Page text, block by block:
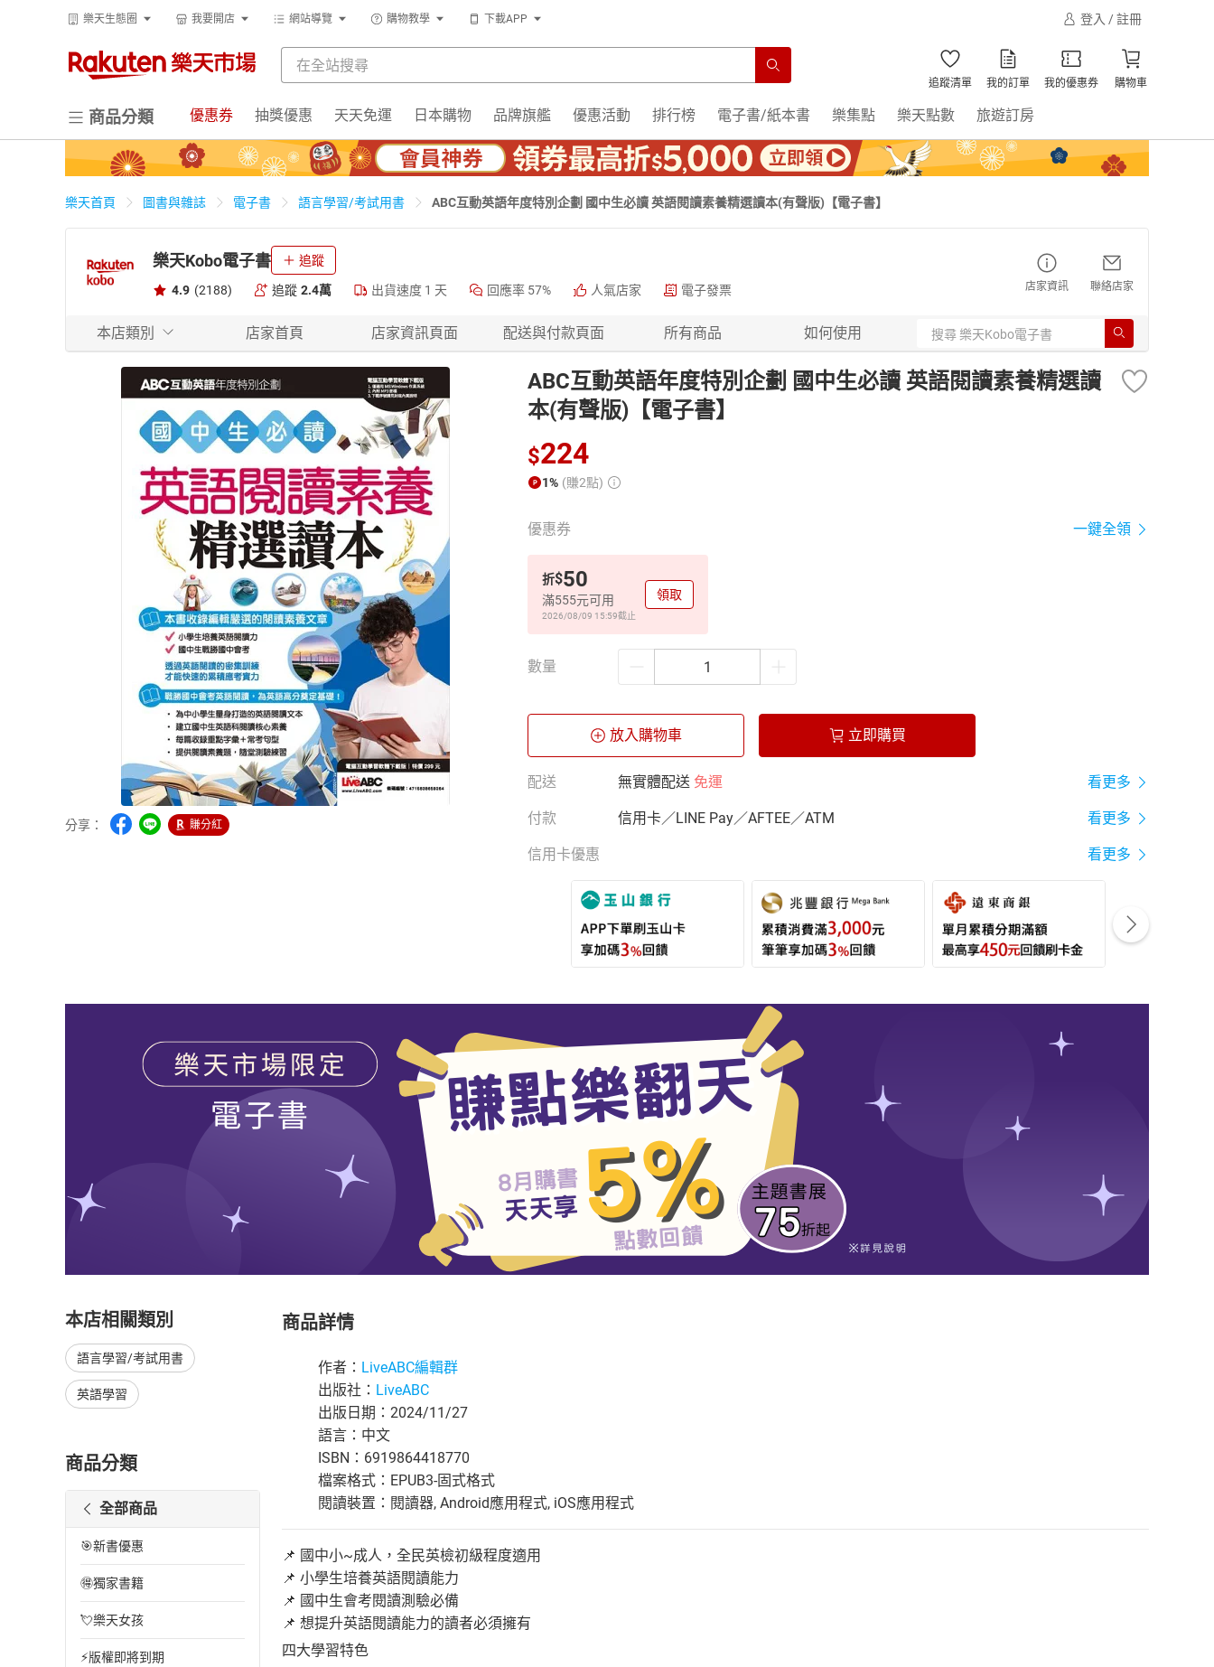
樂天生態圈 我要開店 網站導覽 購物教學 下載APP 登入 / 註冊
追蹤清單 我的訂單 我的優惠券 購物車
商品分類 優惠券 抽獎優惠 天天免運 日本購物 品牌旗艦 優惠活動 排行榜 電子書/紙本書 樂集點 樂天點數 旅遊訂房
樂天首頁 圖書與雜誌 電子書 語言學習/考試用書 ABC互動英語年度特別企劃 國中生必讀 英語閱讀素養精選讀本(有聲版)【電子書】
樂天Kobo電子書 追蹤
4.9 (2188) 追蹤 2.4萬 出貨速度 1 天 回應率 57% 人氣店家 電子發票 店家資訊 聯絡店家
本店類別 店家首頁 店家資訊頁面 配送與付款頁面 所有商品 如何使用
分享： 賺分紅
ABC互動英語年度特別企劃 國中生必讀 英語閱讀素養精選讀
本(有聲版)【電子書】
$224
1% (賺2點)
優惠券 一鍵全領
折$50
滿555元可用
2026/08/09 15:59截止
領取
數量
放入購物車 立即購買
配送 無實體配送 免運 看更多
付款 信用卡／LINE Pay／AFTEE／ATM 看更多
信用卡優惠 看更多
本店相關類別
語言學習/考試用書
英語學習
商品分類
全部商品
🎯新書優惠
🉐獨家書籍
💘樂天女孩
⚡版權即將到期
商品詳情
作者： LiveABC編輯群
出版社： LiveABC
出版日期：2024/11/27
語言：中文
ISBN：6919864418770
檔案格式：EPUB3-固式格式
閱讀裝置：閱讀器, Android應用程式, iOS應用程式
📌 國中小~成人，全民英檢初級程度適用
📌 小學生培養英語閱讀能力
📌 國中生會考閱讀測驗必備
📌 想提升英語閱讀能力的讀者必須擁有
四大學習特色